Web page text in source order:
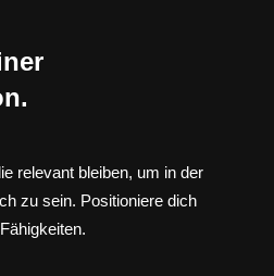
relevant bleiben, um in der
zu sein. Positioniere dich